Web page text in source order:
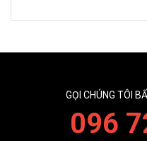
GỌI CHÚNG TÔI
096